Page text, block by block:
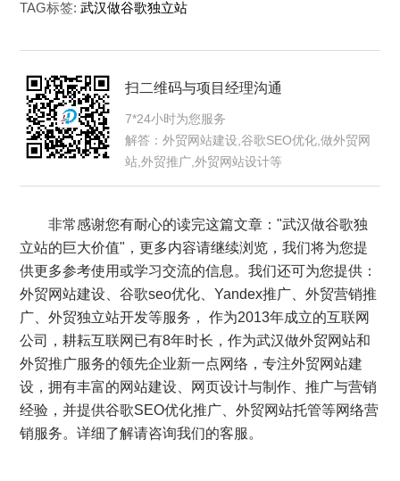
TAG标签:武汉做谷歌独立站
扫二维码与项目经理沟通
7*24小时为您服务
解答：外贸网站建设,谷歌SEO优化,做外贸网
站,外贸推广,外贸网站设计等
非常感谢您有耐心的读完这篇文章："武汉做谷歌独
立站的巨大价值"，更多内容请继续浏览，我们将为您提
供更多参考使用或学习交流的信息。我们还可为您提供：
外贸网站建设 、谷歌seo优化 、Yandex推广 、外贸营销推
广 、外贸独立站开发等服务， 作为2013年成立的互联网
公司，耕耘互联网已有8年时长，作为武汉做外贸网站和
外贸推广服务的领先企业新一点网络，专注外贸网站建
设，拥有丰富的网站建设、网页设计与制作、推广与营销
经验，并提供谷歌SEO优化推广、外贸网站托管等网络营
销服务。详细了解请咨询我们的客服。